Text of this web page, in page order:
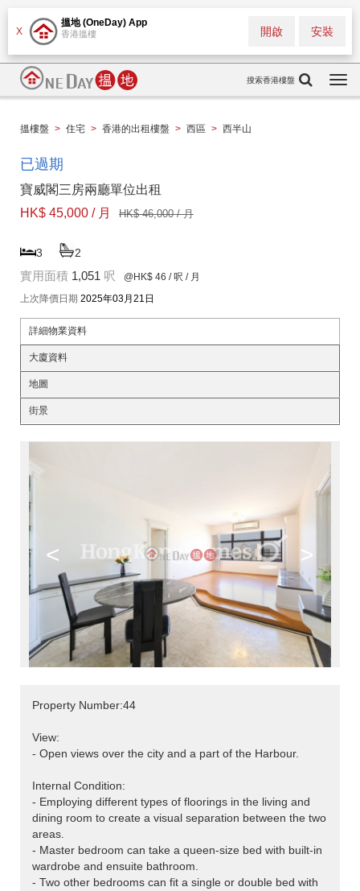
X
搵地 (OneDay) App
香港搵樓 安裝
開啟
搜索香港樓盤
搵樓盤 > 住宅 > 香港的出租樓盤 > 西區 > 西半山
已過期
寶威閣三房兩廳單位出租
HK$ 45,000 / 月
HK$ 46,000 / 月
3 2
實用面積 1,051 呎 @HK$ 46 / 呎 / 月
上次降價日期 2025年03月21日
詳細物業資料
大廈資料
地圖
街景
< >
Property Number:44
View:
- Open views over the city and a part of the Harbour.
Internal Condition:
- Employing different types of floorings in the living and
dining room to create a visual separation between the two
areas.
- Master bedroom can take a queen-size bed with built-in
wardrobe and ensuite bathroom.
- Two other bedrooms can fit a single or double bed with